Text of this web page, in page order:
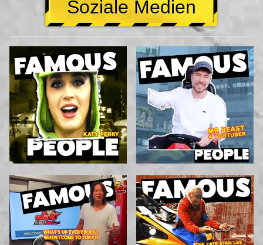
Soziale Medien